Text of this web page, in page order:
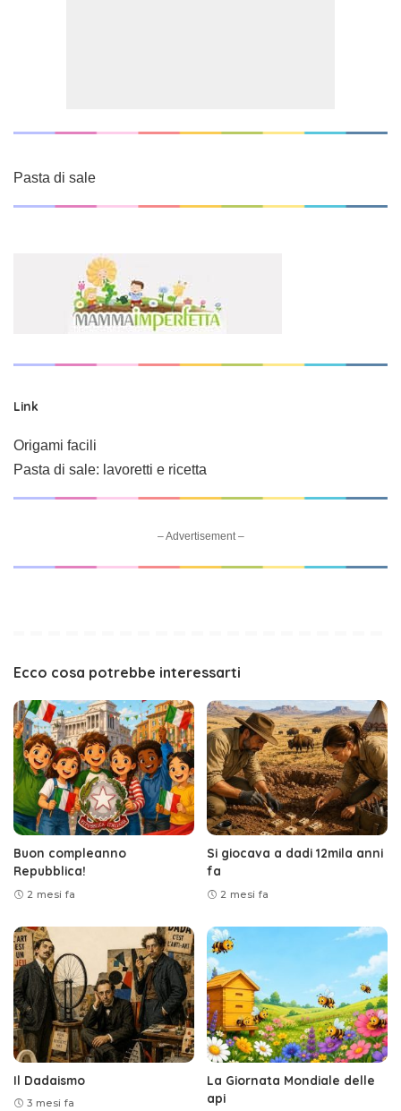
Pasta di sale
Link
Origami facili
Pasta di sale: lavoretti e ricetta
– Advertisement –
Ecco cosa potrebbe interessarti
Buon compleanno
Repubblica!
2 mesi fa
Si giocava a dadi 12mila anni
fa
2 mesi fa
Il Dadaismo
3 mesi fa
La Giornata Mondiale delle
api